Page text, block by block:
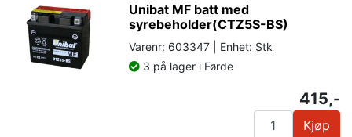
Unibat MF batt med
syrebeholder(CTZ5S-BS)
Varenr: 603347 | Enhet: Stk
3 på lager i Førde
415,-
Kjøp